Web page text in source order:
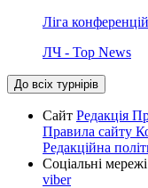
Ліга конференцій
ЛЧ - Top News
До всіх турнірів
Сайт Редакція
Правила сайту
Редакційна
Соціальні мережі
viber